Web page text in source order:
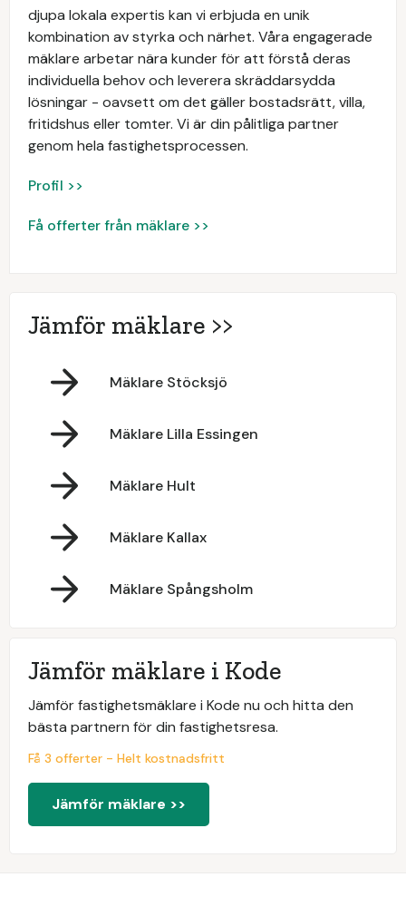
djupa lokala expertis kan vi erbjuda en unik
kombination av styrka och närhet. Våra engagerade
mäklare arbetar nära kunder för att förstå deras
individuella behov och leverera skräddarsydda
lösningar - oavsett om det gäller bostadsrätt, villa,
fritidshus eller tomter. Vi är din pålitliga partner
genom hela fastighetsprocessen.
Profil >>
Få offerter från mäklare >>
Jämför mäklare >>
Mäklare Stöcksjö
Mäklare Lilla Essingen
Mäklare Hult
Mäklare Kallax
Mäklare Spångsholm
Jämför mäklare i Kode
Jämför fastighetsmäklare i Kode nu och hitta den
bästa partnern för din fastighetsresa.
Få 3 offerter - Helt kostnadsfritt
Jämför mäklare >>